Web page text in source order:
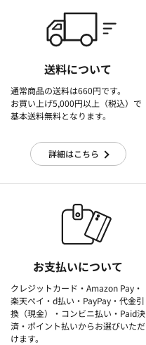
送料について
通常商品の送料は660円です。
お買い上げ5,000円以上（税込）で
基本送料無料となります。
詳細はこちら
お支払いについて
クレジットカード・Amazon Pay・
楽天ぺイ・d払い・PayPay・代金引
換（現金）・コンビニ払い・Paid決
済・ポイント払いからお選びいただ
けます。